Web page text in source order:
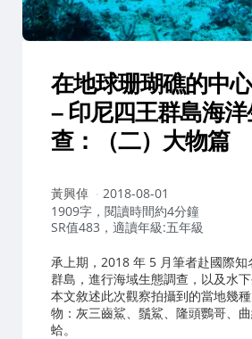
在地球珊瑚礁的中
– 印尼四王群島海
查：（二）大物篇
作
者：
黃興倬
2018-08-01
1909字，閱讀時間約4分鐘
SR值483，適讀年級:五年級
承上期，2018 年 5 月筆者赴國際知
群島，進行海域生態調查，以及水下
本文敘述此次觀察拍攝到的當地幾
物：灰三齒鯊、鬚鯊、隆頭鸚哥、
蛤。